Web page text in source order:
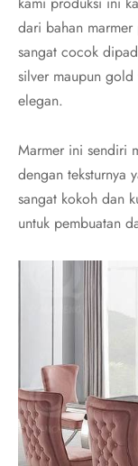
dari bahan
sangat cocok
silver maupun gold
elegan.
Marmer ini sendiri
dengan teksturnya
sangat kokoh dan
untuk pembuatan